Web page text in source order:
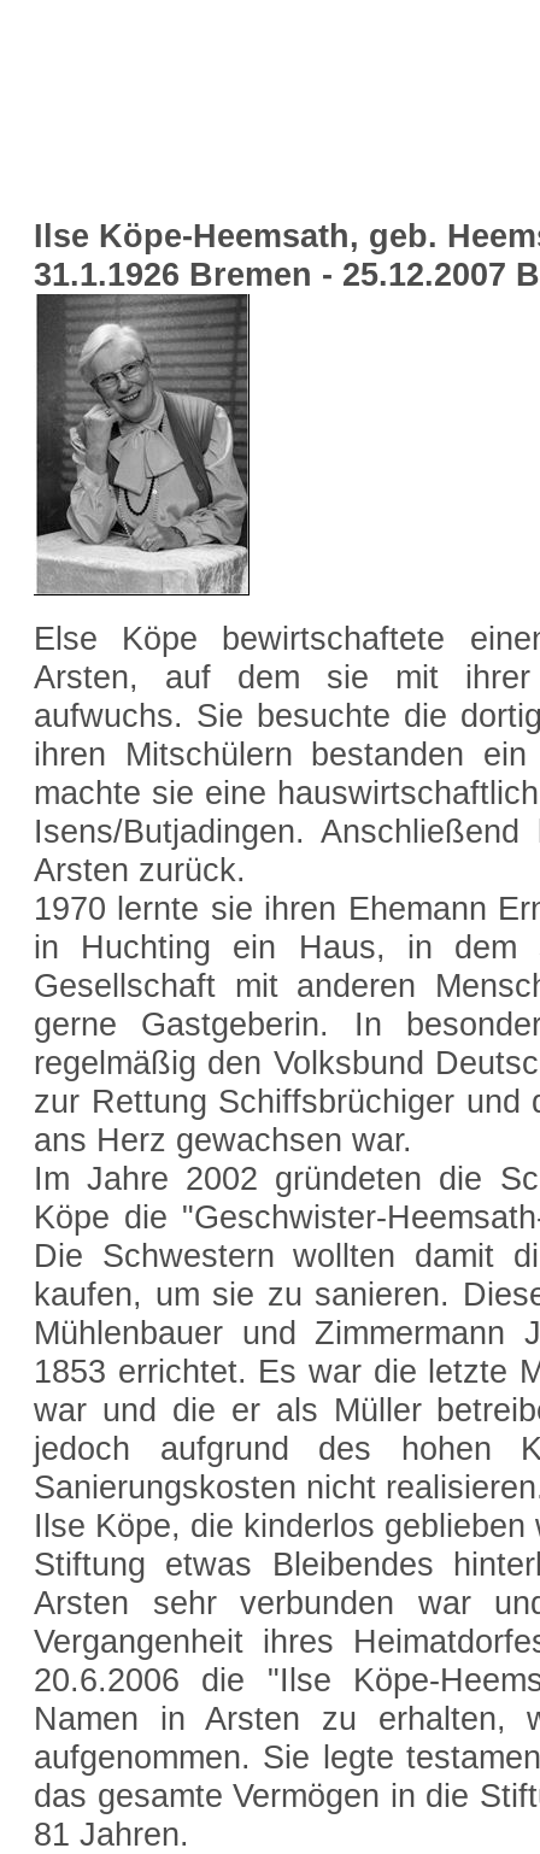
Ilse Köpe-Heemsath, geb.
31.1.1926 Bremen - 25.12.2007
Else Köpe bewirtschaftete
Arsten, auf dem sie mit ihrer
aufwuchs. Sie besuchte die
ihren Mitschülern bestanden
machte sie eine
Isens/Butjadingen.
Arsten zurück.
1970 lernte sie ihren Ehemann
in Huchting ein Haus, in
Gesellschaft mit anderen
gerne Gastgeberin. In
regelmäßig den Volksbund
zur Rettung Schiffsbrüchiger und
ans Herz gewachsen war.
Im Jahre 2002 gründeten die
Köpe die "Geschwister-
Die Schwestern wollten damit
kaufen, um sie zu sanieren.
Mühlenbauer und
1853 errichtet. Es war die letzte
war und die er als Müller
jedoch aufgrund des hohen
Sanierungskosten nicht
Ilse Köpe, die kinderlos
Stiftung etwas Bleibendes
Arsten sehr verbunden war
Vergangenheit ihres
20.6.2006 die "Ilse Köpe-
Namen in Arsten zu erhalten,
aufgenommen. Sie legte
das gesamte Vermögen in die
81 Jahren.